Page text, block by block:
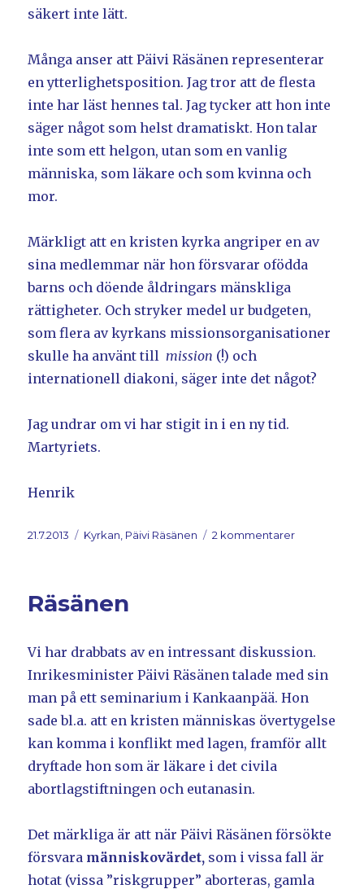
säkert inte lätt.
Många anser att Päivi Räsänen representerar
en ytterlighetsposition. Jag tror att de flesta
inte har läst hennes tal. Jag tycker att hon inte
säger något som helst dramatiskt. Hon talar
inte som ett helgon, utan som en vanlig
människa, som läkare och som kvinna och
mor.
Märkligt att en kristen kyrka angriper en av
sina medlemmar när hon försvarar ofödda
barns och döende åldringars mänskliga
rättigheter. Och stryker medel ur budgeten,
som flera av kyrkans missionsorganisationer
skulle ha använt till mission (!) och
internationell diakoni, säger inte det något?
Jag undrar om vi har stigit in i en ny tid.
Martyriets.
Henrik
Postat
21.7.2013 Kategorier
Kyrkan, Päivi Räsänen 2 kommentarer
Räsänen
Vi har drabbats av en intressant diskussion.
Inrikesminister Päivi Räsänen talade med sin
man på ett seminarium i Kankaanpää. Hon
sade bl.a. att en kristen människas övertygelse
kan komma i konflikt med lagen, framför allt
dryftade hon som är läkare i det civila
abortlagstiftningen och eutanasin.
Det märkliga är att när Päivi Räsänen försökte
försvara människovärdet, som i vissa fall är
hotat (vissa ”riskgrupper” aborteras, gamla